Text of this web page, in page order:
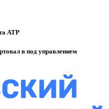
ATP
в под управлением